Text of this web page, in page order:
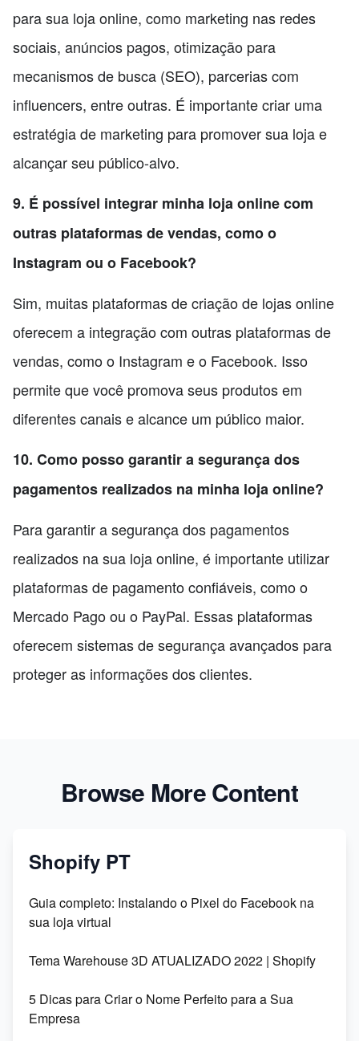
para sua loja online, como marketing nas redes
sociais, anúncios pagos, otimização para
mecanismos de busca (SEO), parcerias com
influencers, entre outras. É importante criar uma
estratégia de marketing para promover sua loja e
alcançar seu público-alvo.
9. É possível integrar minha loja online com
outras plataformas de vendas, como o
Instagram ou o Facebook?
Sim, muitas plataformas de criação de lojas online
oferecem a integração com outras plataformas de
vendas, como o Instagram e o Facebook. Isso
permite que você promova seus produtos em
diferentes canais e alcance um público maior.
10. Como posso garantir a segurança dos
pagamentos realizados na minha loja online?
Para garantir a segurança dos pagamentos
realizados na sua loja online, é importante utilizar
plataformas de pagamento confiáveis, como o
Mercado Pago ou o PayPal. Essas plataformas
oferecem sistemas de segurança avançados para
proteger as informações dos clientes.
Browse More Content
Shopify PT
Guia completo: Instalando o Pixel do Facebook na
sua loja virtual
Tema Warehouse 3D ATUALIZADO 2022 | Shopify
5 Dicas para Criar o Nome Perfeito para a Sua
Empresa